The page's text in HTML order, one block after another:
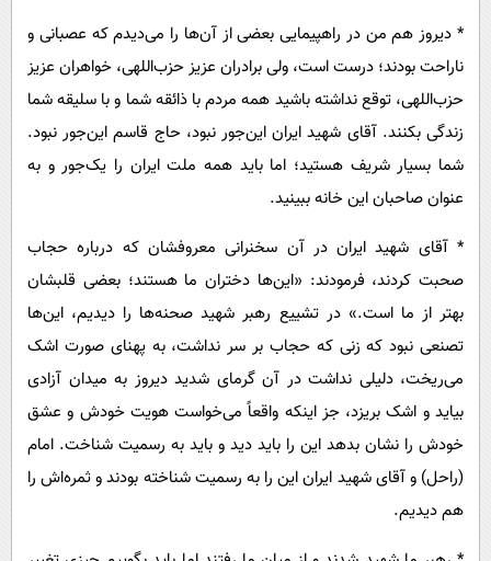
* دیروز هم من در راهپیمایی بعضی از آن‌ها را می‌دیدم که عصبانی و
ناراحت بودند؛ درست است، ولی برادران عزیز حزب‌اللهی، خواهران عزیز
حزب‌اللهی، توقع نداشته باشید همه مردم با ذائقه شما و با سلیقه شما
زندگی بکنند. آقای شهید ایران این‌جور نبود، حاج قاسم این‌جور نبود.
شما بسیار شریف هستید؛ اما باید همه ملت ایران را یک‌جور و به
عنوان صاحبان این خانه ببینید.
* آقای شهید ایران در آن سخنرانی معروفشان که درباره حجاب
صحبت کردند، فرمودند: «این‌ها دختران ما هستند؛ بعضی قلبشان
بهتر از ما است.» در تشییع رهبر شهید صحنه‌ها را دیدیم، این‌ها
تصنعی نبود که زنی که حجاب بر سر نداشت، به پهنای صورت اشک
می‌ریخت، دلیلی نداشت در آن گرمای شدید دیروز به میدان آزادی
بیاید و اشک بریزد، جز اینکه واقعاً می‌خواست هویت خودش و عشق
خودش را نشان بدهد این را باید دید و باید به رسمیت شناخت. امام
(راحل) و آقای شهید ایران این را به رسمیت شناخته بودند و ثمره‌اش را
هم دیدیم.